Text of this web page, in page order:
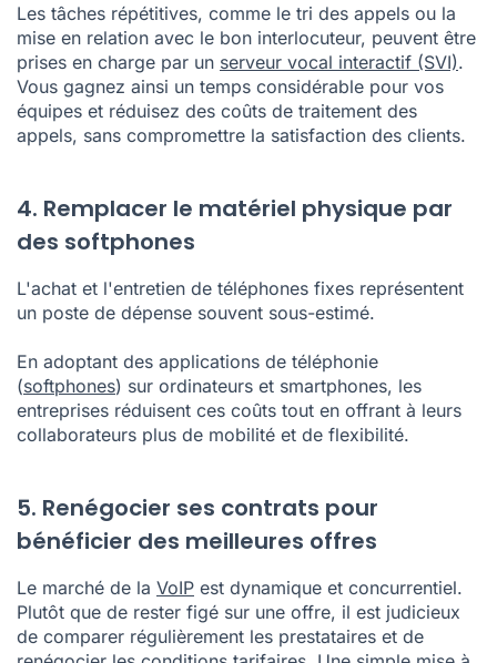
Les tâches répétitives, comme le tri des appels ou la
mise en relation avec le bon interlocuteur, peuvent être
prises en charge par un serveur vocal interactif (SVI).
Vous gagnez ainsi un temps considérable pour vos
équipes et réduisez des coûts de traitement des
appels, sans compromettre la satisfaction des clients.
4. Remplacer le matériel physique par
des softphones
L'achat et l'entretien de téléphones fixes représentent
un poste de dépense souvent sous-estimé.
En adoptant des applications de téléphonie
(softphones) sur ordinateurs et smartphones, les
entreprises réduisent ces coûts tout en offrant à leurs
collaborateurs plus de mobilité et de flexibilité.
5. Renégocier ses contrats pour
bénéficier des meilleures offres
Le marché de la VoIP est dynamique et concurrentiel.
Plutôt que de rester figé sur une offre, il est judicieux
de comparer régulièrement les prestataires et de